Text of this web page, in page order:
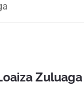
Zuluaga